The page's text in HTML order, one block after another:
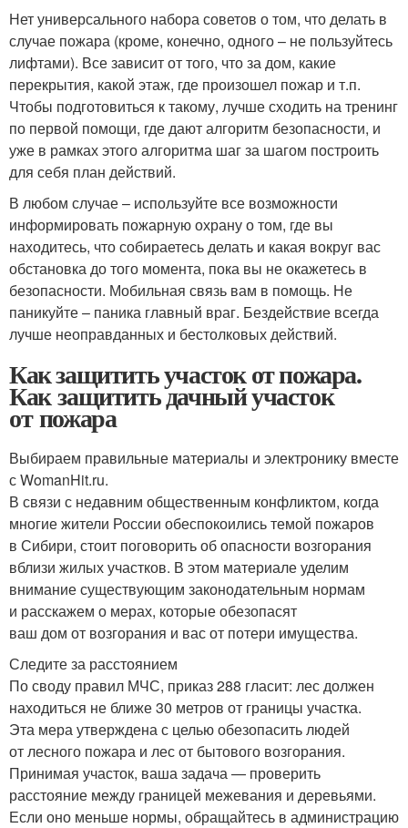
Нет универсального набора советов о том, что делать в
случае пожара (кроме, конечно, одного – не пользуйтесь
лифтами). Все зависит от того, что за дом, какие
перекрытия, какой этаж, где произошел пожар и т.п.
Чтобы подготовиться к такому, лучше сходить на тренинг
по первой помощи, где дают алгоритм безопасности, и
уже в рамках этого алгоритма шаг за шагом построить
для себя план действий.
В любом случае – используйте все возможности
информировать пожарную охрану о том, где вы
находитесь, что собираетесь делать и какая вокруг вас
обстановка до того момента, пока вы не окажетесь в
безопасности. Мобильная связь вам в помощь. Не
паникуйте – паника главный враг. Бездействие всегда
лучше неоправданных и бестолковых действий.
Как защитить участок от пожара.
Как защитить дачный участок
от пожара
Выбираем правильные материалы и электронику вместе
с WomanHit.ru.
В связи с недавним общественным конфликтом, когда
многие жители России обеспокоились темой пожаров
в Сибири, стоит поговорить об опасности возгорания
вблизи жилых участков. В этом материале уделим
внимание существующим законодательным нормам
и расскажем о мерах, которые обезопасят
ваш дом от возгорания и вас от потери имущества.
Следите за расстоянием
По своду правил МЧС, приказ 288 гласит: лес должен
находиться не ближе 30 метров от границы участка.
Эта мера утверждена с целью обезопасить людей
от лесного пожара и лес от бытового возгорания.
Принимая участок, ваша задача — проверить
расстояние между границей межевания и деревьями.
Если оно меньше нормы, обращайтесь в администрацию